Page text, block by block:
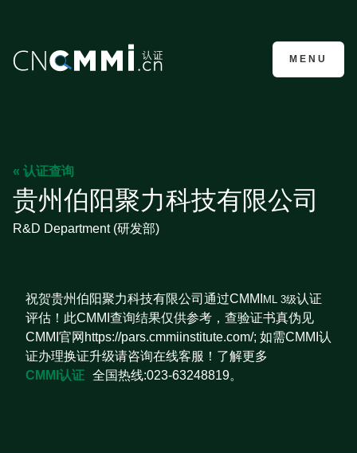
CMMI认证咨询
MENU
« 认证查询
贵州伯阳聚力科技有限公司
R&D Department (研发部)
祝贺贵州伯阳聚力科技有限公司通过CMMI ML 3级认证
评估！此CMMI查询结果仅供参考，查验证书真伪见
CMMI官网https://pars.cmmiinstitute.com/; 如需CMMI认
证办理换证升级请咨询在线客服！了解更多
CMMI认证 全国热线:023-63248819。